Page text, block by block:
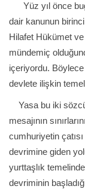
Yüz yıl önce
dair kanunun
Hilafet Hükümet
mündemiç
içeriyordu.
devlete ilişkin temel
Yasa bu iki
mesajının
cumhuriyetin
devrimine giden
yurttaşlık
devriminin